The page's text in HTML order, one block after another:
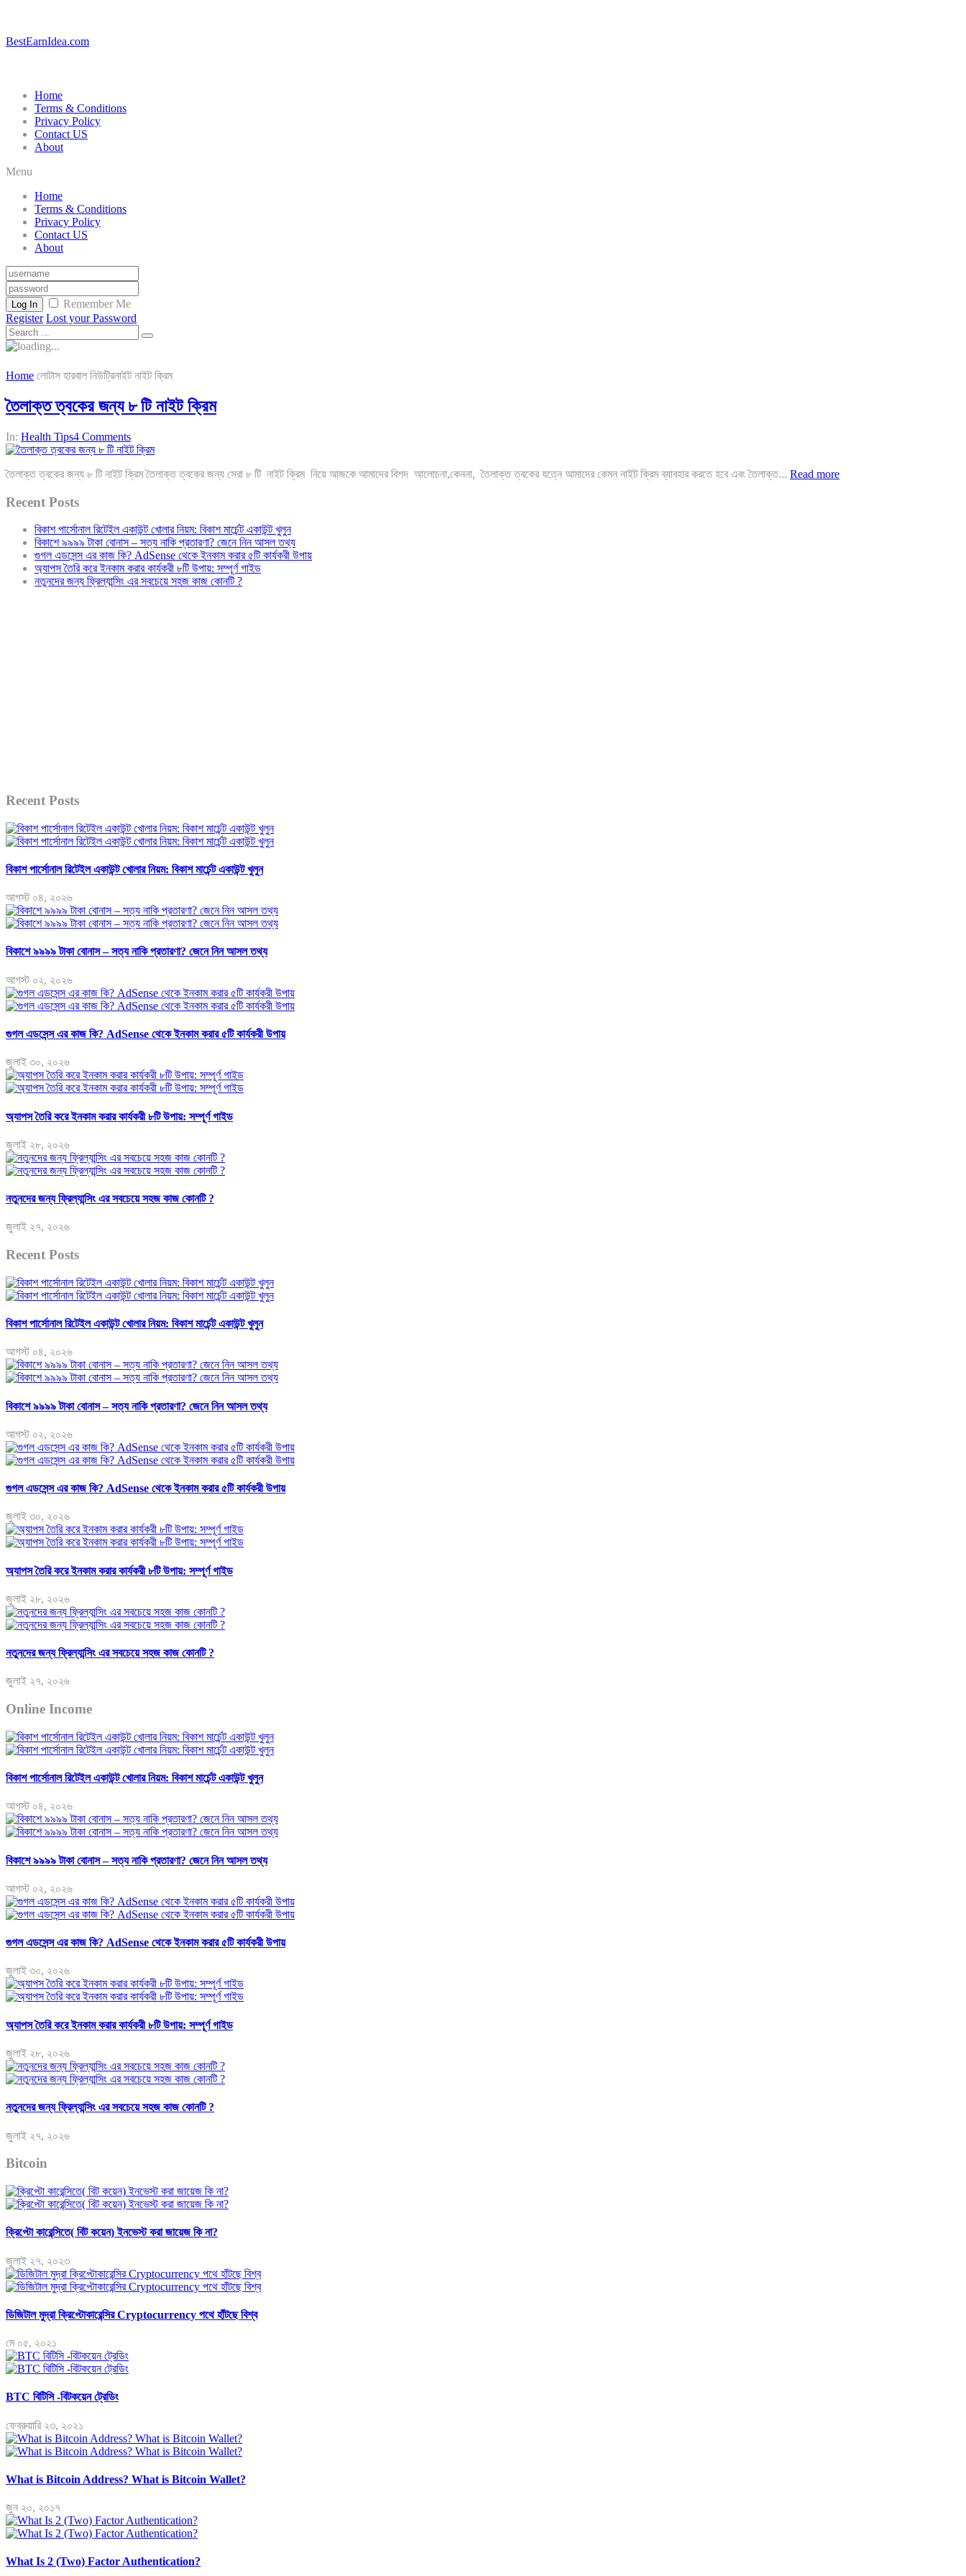
BestEarnIdea.com
Home
Terms & Conditions
Privacy Policy
Contact US
About
Menu
Home
Terms & Conditions
Privacy Policy
Contact US
About
Log In
Remember Me
Register Lost your Password
Home লোটাস হারবাল নিউট্রিনাইট নাইট ক্রিম
তৈলাক্ত ত্বকের জন্য ৮ টি নাইট ক্রিম
In: Health Tips4 Comments
তৈলাক্ত ত্বকের জন্য ৮ টি নাইট ক্রিম তৈলাক্ত ত্বকের জন্য সেরা ৮ টি নাইট ক্রিম নিয়ে আজকে আমাদের বিশদ আলোচনা,কেননা, তৈলাক্ত ত্বকের যত্নে আমাদের কেমন নাইট ক্রিম ব্যাবহার করতে হবে এবং তৈলাক্ত... Read more
Recent Posts
বিকাশ পার্সোনাল রিটেইল একাউন্ট খোলার নিয়ম: বিকাশ মার্চেন্ট একাউন্ট খুলুন
বিকাশে ৯৯৯৯ টাকা বোনাস – সত্য নাকি প্রতারণা? জেনে নিন আসল তথ্য
গুগল এডসেন্স এর কাজ কি? AdSense থেকে ইনকাম করার ৫টি কার্যকরী উপায়
অ্যাপস তৈরি করে ইনকাম করার কার্যকরী ৮টি উপায়: সম্পূর্ণ গাইড
নতুনদের জন্য ফ্রিল্যান্সিং এর সবচেয়ে সহজ কাজ কোনটি ?
Recent Posts
বিকাশ পার্সোনাল রিটেইল একাউন্ট খোলার নিয়ম: বিকাশ মার্চেন্ট একাউন্ট খুলুন
আগস্ট ০৪, ২০২৬
বিকাশে ৯৯৯৯ টাকা বোনাস – সত্য নাকি প্রতারণা? জেনে নিন আসল তথ্য
আগস্ট ০২, ২০২৬
গুগল এডসেন্স এর কাজ কি? AdSense থেকে ইনকাম করার ৫টি কার্যকরী উপায়
জুলাই ৩০, ২০২৬
অ্যাপস তৈরি করে ইনকাম করার কার্যকরী ৮টি উপায়: সম্পূর্ণ গাইড
জুলাই ২৮, ২০২৬
নতুনদের জন্য ফ্রিল্যান্সিং এর সবচেয়ে সহজ কাজ কোনটি ?
জুলাই ২৭, ২০২৬
Recent Posts
বিকাশ পার্সোনাল রিটেইল একাউন্ট খোলার নিয়ম: বিকাশ মার্চেন্ট একাউন্ট খুলুন
আগস্ট ০৪, ২০২৬
বিকাশে ৯৯৯৯ টাকা বোনাস – সত্য নাকি প্রতারণা? জেনে নিন আসল তথ্য
আগস্ট ০২, ২০২৬
গুগল এডসেন্স এর কাজ কি? AdSense থেকে ইনকাম করার ৫টি কার্যকরী উপায়
জুলাই ৩০, ২০২৬
অ্যাপস তৈরি করে ইনকাম করার কার্যকরী ৮টি উপায়: সম্পূর্ণ গাইড
জুলাই ২৮, ২০২৬
নতুনদের জন্য ফ্রিল্যান্সিং এর সবচেয়ে সহজ কাজ কোনটি ?
জুলাই ২৭, ২০২৬
Online Income
বিকাশ পার্সোনাল রিটেইল একাউন্ট খোলার নিয়ম: বিকাশ মার্চেন্ট একাউন্ট খুলুন
আগস্ট ০৪, ২০২৬
বিকাশে ৯৯৯৯ টাকা বোনাস – সত্য নাকি প্রতারণা? জেনে নিন আসল তথ্য
আগস্ট ০২, ২০২৬
গুগল এডসেন্স এর কাজ কি? AdSense থেকে ইনকাম করার ৫টি কার্যকরী উপায়
জুলাই ৩০, ২০২৬
অ্যাপস তৈরি করে ইনকাম করার কার্যকরী ৮টি উপায়: সম্পূর্ণ গাইড
জুলাই ২৮, ২০২৬
নতুনদের জন্য ফ্রিল্যান্সিং এর সবচেয়ে সহজ কাজ কোনটি ?
জুলাই ২৭, ২০২৬
Bitcoin
ক্রিপ্টো কারেন্সিতে( বিট কয়েন) ইনভেস্ট করা জায়েজ কি না?
জুলাই ২৭, ২০২৩
ডিজিটাল মুদ্রা ক্রিপ্টোকারেন্সির Cryptocurrency পথে হাঁটছে বিশ্ব
মে ০৫, ২০২১
BTC বিটিসি -বিটকয়েন ট্রেডিং
ফেব্রুয়ারি ২৩, ২০২১
What is Bitcoin Address? What is Bitcoin Wallet?
জুন ২০, ২০১৭
What Is 2 (Two) Factor Authentication?